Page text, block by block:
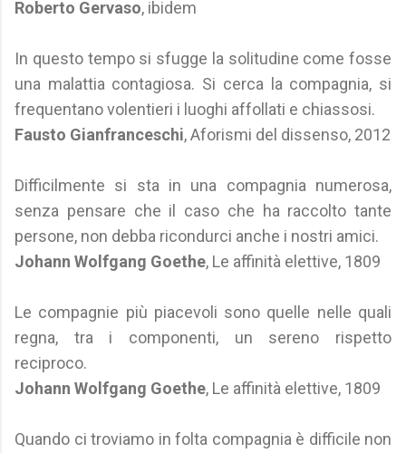
Roberto Gervaso, ibidem
In questo tempo si sfugge la solitudine come fosse
una malattia contagiosa. Si cerca la compagnia, si
frequentano volentieri i luoghi affollati e chiassosi.
Fausto Gianfranceschi, Aforismi del dissenso, 2012
Difficilmente si sta in una compagnia numerosa,
senza pensare che il caso che ha raccolto tante
persone, non debba ricondurci anche i nostri amici.
Johann Wolfgang Goethe, Le affinità elettive, 1809
Le compagnie più piacevoli sono quelle nelle quali
regna, tra i componenti, un sereno rispetto
reciproco.
Johann Wolfgang Goethe, Le affinità elettive, 1809
Quando ci troviamo in folta compagnia è difficile non